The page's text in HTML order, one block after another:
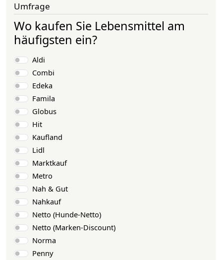
Umfrage
Wo kaufen Sie Lebensmittel am
häufigsten ein?
Auswahlmöglichkeiten
Aldi
Combi
Edeka
Famila
Globus
Hit
Kaufland
Lidl
Marktkauf
Metro
Nah & Gut
Nahkauf
Netto (Hunde-Netto)
Netto (Marken-Discount)
Norma
Penny